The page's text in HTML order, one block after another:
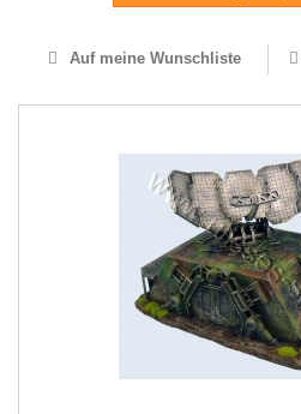
Auf meine Wunschliste